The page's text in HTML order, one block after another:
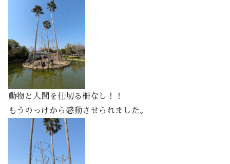
動物と人間を仕切る柵なし！！
もうのっけから感動させられました。